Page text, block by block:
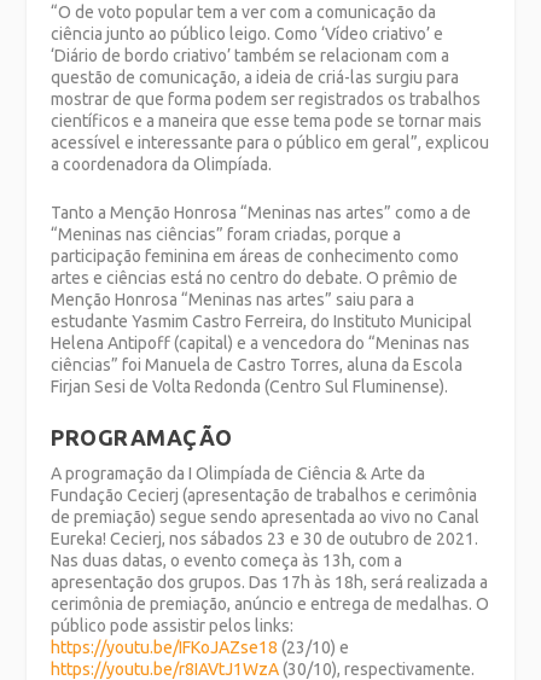
“O de voto popular tem a ver com a comunicação da
ciência junto ao público leigo. Como ‘Vídeo criativo’ e
‘Diário de bordo criativo’ também se relacionam com a
questão de comunicação, a ideia de criá-las surgiu para
mostrar de que forma podem ser registrados os trabalhos
científicos e a maneira que esse tema pode se tornar mais
acessível e interessante para o público em geral”, explicou
a coordenadora da Olimpíada.
Tanto a Menção Honrosa “Meninas nas artes” como a de
“Meninas nas ciências” foram criadas, porque a
participação feminina em áreas de conhecimento como
artes e ciências está no centro do debate. O prêmio de
Menção Honrosa “Meninas nas artes” saiu para a
estudante Yasmim Castro Ferreira, do Instituto Municipal
Helena Antipoff (capital) e a vencedora do “Meninas nas
ciências” foi Manuela de Castro Torres, aluna da Escola
Firjan Sesi de Volta Redonda (Centro Sul Fluminense).
PROGRAMAÇÃO
A programação da I Olimpíada de Ciência & Arte da
Fundação Cecierj (apresentação de trabalhos e cerimônia
de premiação) segue sendo apresentada ao vivo no Canal
Eureka! Cecierj, nos sábados 23 e 30 de outubro de 2021.
Nas duas datas, o evento começa às 13h, com a
apresentação dos grupos. Das 17h às 18h, será realizada a
cerimônia de premiação, anúncio e entrega de medalhas. O
público pode assistir pelos links:
https://youtu.be/IFKoJAZse18 (23/10) e
https://youtu.be/r8IAVtJ1WzA(30/10), respectivamente.